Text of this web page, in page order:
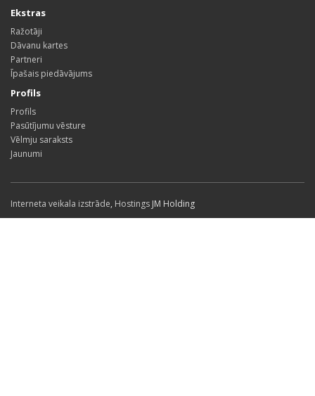
Ekstras
Ražotāji
Dāvanu kartes
Partneri
Īpašais piedāvājums
Profils
Profils
Pasūtījumu vēsture
Vēlmju saraksts
Jaunumi
Interneta veikala izstrāde, Hostings JM Holding